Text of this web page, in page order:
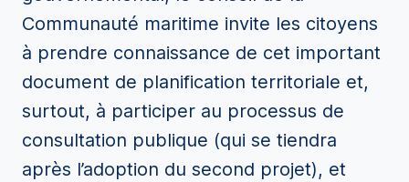
Communauté maritime invite les citoyens
à prendre connaissance de cet important
document de planification territoriale et,
surtout, à participer au processus de
consultation publique (qui se tiendra
après l’adoption du second projet), et